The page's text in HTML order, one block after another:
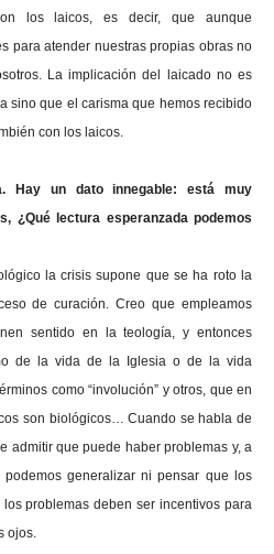
los laicos, es decir, que aunque
para atender nuestras propias obras no
La implicación del laicado no es
sino que el carisma que hemos recibido
con los laicos.
Hay un dato innegable: está muy
¿Qué lectura esperanzada podemos
la crisis supone que se ha roto la
de curación. Creo que empleamos
sentido en la teología, y entonces
de la vida de la Iglesia o de la vida
como “involución” y otros, que en
son biológicos… Cuando se habla de
admitir que puede haber problemas y, a
generalizar ni pensar que los
problemas deben ser incentivos para
ojos.